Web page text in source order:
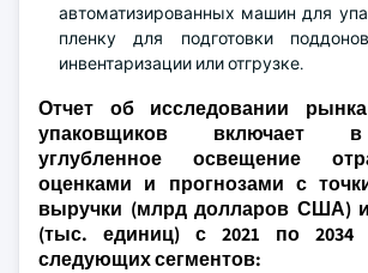
автоматизированных машин для
пленку для подготовки
инвентаризации или отгрузке.
Отчет об исследовании
упаковщиков включает
углубленное освещение
оценками и прогнозами с
выручки (млрд долларов США)
(тыс. единиц) с 2021 по 2034
следующих сегментов: